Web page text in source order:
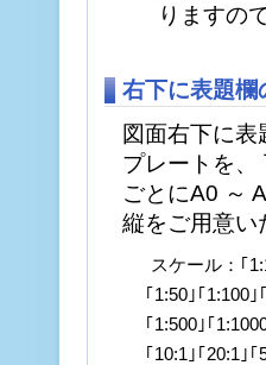
りますの
右下に表題欄
図面右下に表
プレートを、
ごとにA0 ～
縦をご用意い
スケール：｢
｢1:50｣｢1:100｣
｢1:500｣｢
｢10:1｣｢20:1｣｢